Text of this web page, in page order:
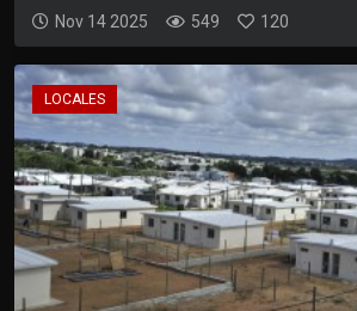
Nov 14 2025 549 120
LOCALES